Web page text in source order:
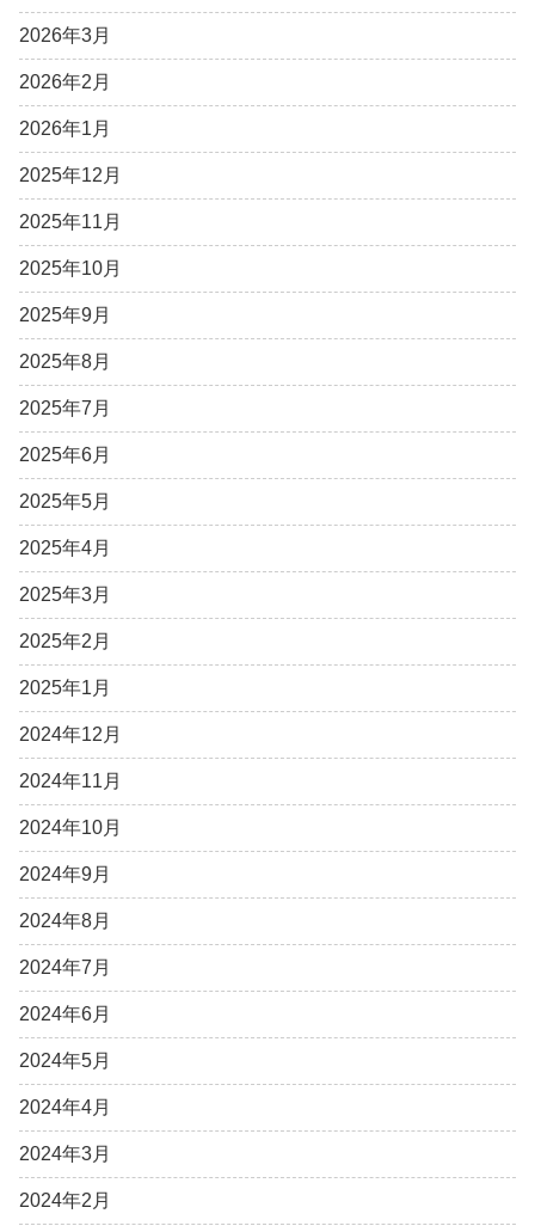
2026年3月
2026年2月
2026年1月
2025年12月
2025年11月
2025年10月
2025年9月
2025年8月
2025年7月
2025年6月
2025年5月
2025年4月
2025年3月
2025年2月
2025年1月
2024年12月
2024年11月
2024年10月
2024年9月
2024年8月
2024年7月
2024年6月
2024年5月
2024年4月
2024年3月
2024年2月